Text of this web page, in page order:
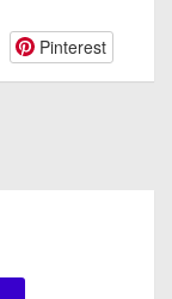
Pinterest